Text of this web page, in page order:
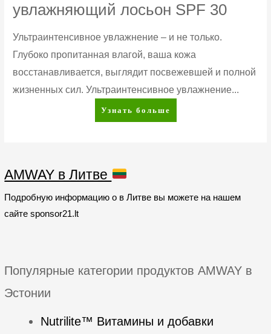
увлажняющий лосьон SPF 30
Ультраинтенсивное увлажнение – и не только.
Глубоко пропитанная влагой, ваша кожа
восстанавливается, выглядит посвежевшей и полной
жизненных сил. Ультраинтенсивное увлажнение...
Artistry
Skin
лосьон
Узнать больше
AMWAY в Литве
Подробную информацию о в Литве вы можете на нашем
сайте sponsor21.lt
Популярные категории продуктов AMWAY в
Эстонии
Nutrilite™ Витамины и добавки